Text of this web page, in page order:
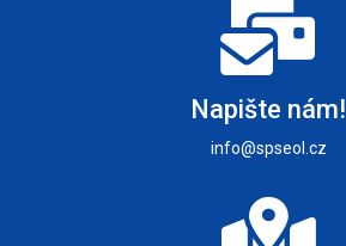
Napište nám!
info@spseol.cz